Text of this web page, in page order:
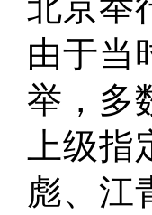
由于当
举，多
上级
彪、江